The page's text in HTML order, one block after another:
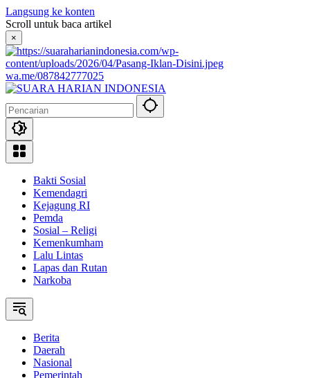
Langsung ke konten
Scroll untuk baca artikel
×
wa.me/087842777025
Bakti Sosial
Kemendagri
Kejagung RI
Pemda
Sosial – Religi
Kemenkumham
Lalu Lintas
Lapas dan Rutan
Narkoba
Berita
Daerah
Nasional
Pemerintah